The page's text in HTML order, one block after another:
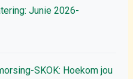
Junie 2026-
SKOK: Hoekom jou